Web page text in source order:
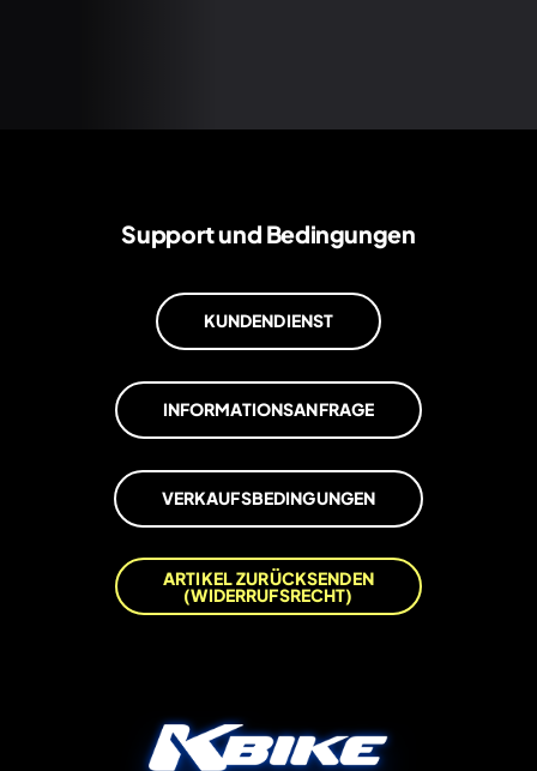
Support und Bedingungen
KUNDENDIENST
INFORMATIONSANFRAGE
VERKAUFSBEDINGUNGEN
ARTIKEL ZURÜCKSENDEN
(WIDERRUFSRECHT)